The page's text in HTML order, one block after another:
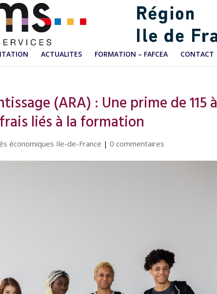
ACTUALITES FORMATION – FAFCEA CONTACT
(ARA) : Une prime de 115 à
liés à la formation
économiques Ile-de-France |0 commentaires